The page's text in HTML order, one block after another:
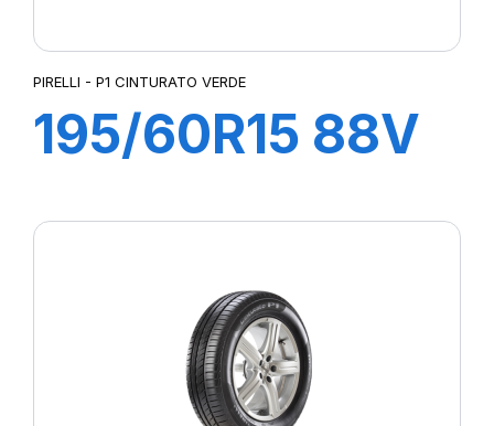
PIRELLI - P1 CINTURATO VERDE
195/60R15 88V